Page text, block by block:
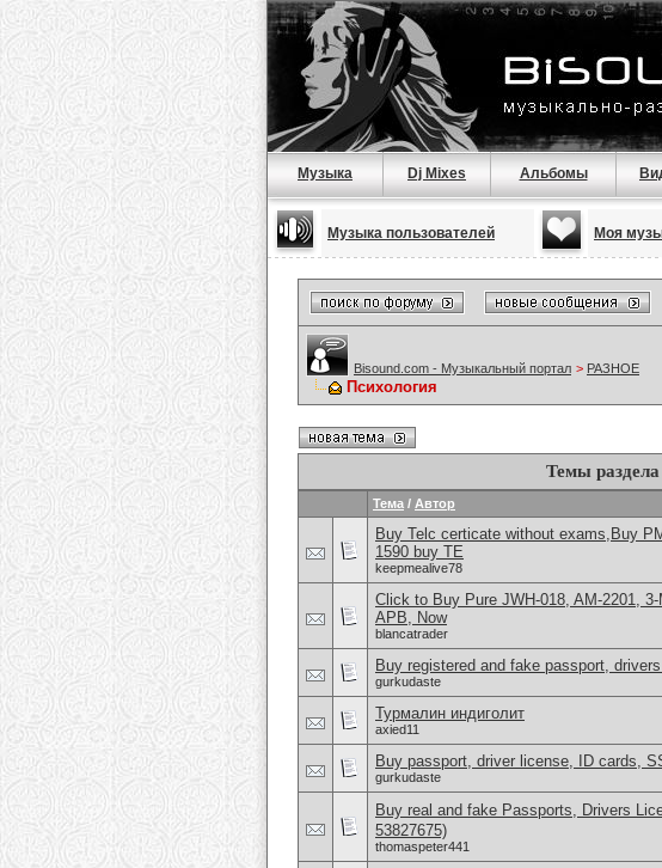
Музыка Dj Mixes Альбомы
Музыка пользователей Моя
Bisound.com - Музыкальный портал > РАЗНОЕ
Психология
Темы раздела
Тема / Автор
Buy Telc certicate without exams,Buy
1590 buy TE
keepmealive78
Click to Buy Pure JWH-018, AM-2201,
APB, Now
blancatrader
Buy registered and fake passport,
gurkudaste
Турмалин индиголит
axied11
Buy passport, driver license, ID cards,
gurkudaste
Buy real and fake Passports, Drivers
53827675)
thomaspeter441